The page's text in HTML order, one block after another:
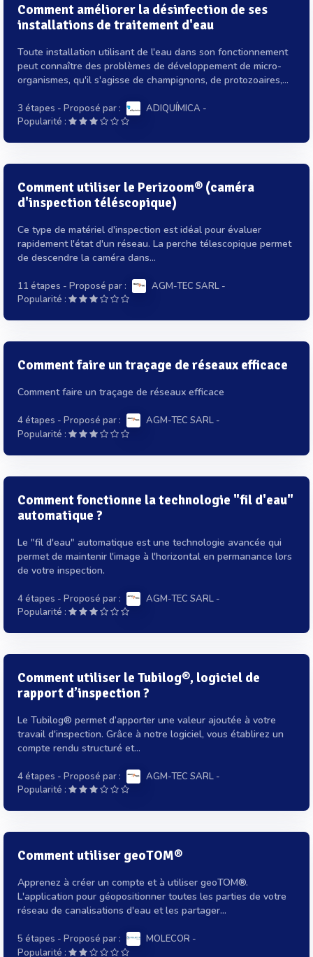
Comment améliorer la désinfection de ses
installations de traitement d'eau
Toute installation utilisant de l'eau dans son fonctionnement
peut connaître des problèmes de développement de micro-
organismes, qu'il s'agisse de champignons, de protozoaires,...
3 étapes - Proposé par : ADIQUÍMICA -
Popularité :
Comment utiliser le Perizoom® (caméra
d'inspection téléscopique)
Ce type de matériel d'inspection est idéal pour évaluer
rapidement l'état d'un réseau. La perche télescopique permet
de descendre la caméra dans...
11 étapes - Proposé par : AGM-TEC SARL -
Popularité :
Comment faire un traçage de réseaux efficace
Comment faire un traçage de réseaux efficace
4 étapes - Proposé par : AGM-TEC SARL -
Popularité :
Comment fonctionne la technologie "fil d'eau"
automatique ?
Le "fil d'eau" automatique est une technologie avancée qui
permet de maintenir l'image à l'horizontal en permanance lors
de votre inspection.
4 étapes - Proposé par : AGM-TEC SARL -
Popularité :
Comment utiliser le Tubilog®, logiciel de
rapport d’inspection ?
Le Tubilog® permet d’apporter une valeur ajoutée à votre
travail d'inspection. Grâce à notre logiciel, vous établirez un
compte rendu structuré et...
4 étapes - Proposé par : AGM-TEC SARL -
Popularité :
Comment utiliser geoTOM®
Apprenez à créer un compte et à utiliser geoTOM®.
L'application pour géopositionner toutes les parties de votre
réseau de canalisations d'eau et les partager...
5 étapes - Proposé par : MOLECOR -
Popularité :